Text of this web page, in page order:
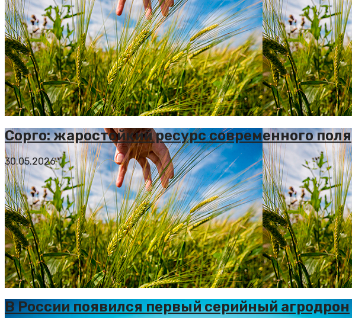
Сорго: жаростойкий ресурс современного поля
30.05.2026
В России появился первый серийный агродрон